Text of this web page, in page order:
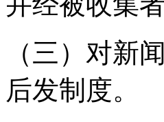
（三）对新
后发制度。